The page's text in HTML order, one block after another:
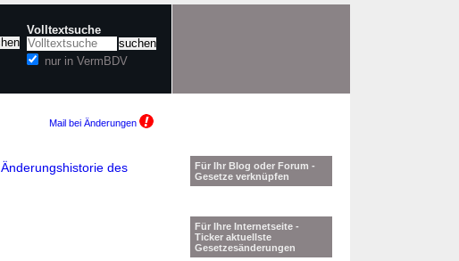
Volltextsuche
nur in VermBDV
Mail bei Änderungen
Änderungshistorie des
Für Ihr Blog oder Forum -
Gesetze verknüpfen
Für Ihre Internetseite -
Ticker aktuellste
Gesetzesänderungen